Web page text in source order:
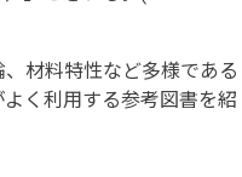
材料特性など多様である
く利用する参考図書を紹